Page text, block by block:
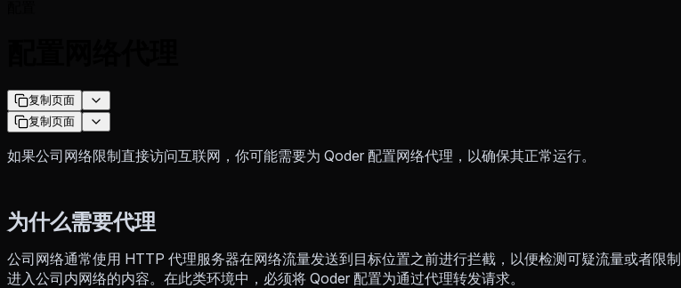
复制页面
复制页面
如果公司网络限制直接访问互联网，你可能需要为 Qoder 配置网络代理，以确保其正常运行。
为什么需要代理
公司网络通常使用 HTTP 代理服务器在网络流量发送到目标位置之前进行拦截，以便检测可疑流量或者限制
进入公司内网络的内容。在此类环境中，必须将 Qoder 配置为通过代理转发请求。